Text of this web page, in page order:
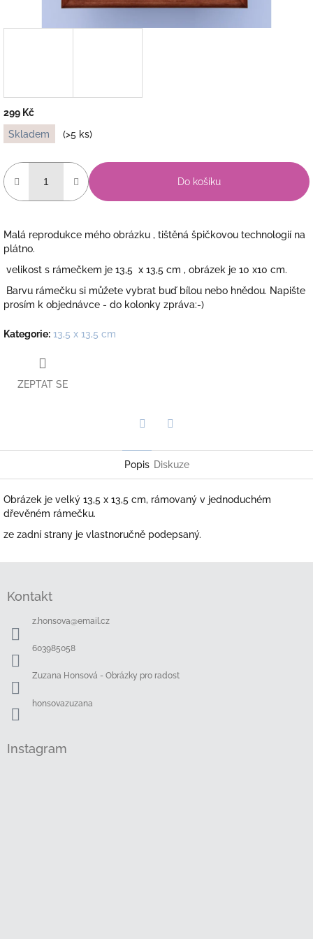
299 Kč
Měrná
cena:
Skladem (>5 ks)
Do košíku
Malá reprodukce mého obrázku , tištěná špičkovou technologií na
plátno.
velikost s rámečkem je 13,5 x 13,5 cm , obrázek je 10 x10 cm.
Barvu rámečku si můžete vybrat buď bílou nebo hnědou. Napište
prosím k objednávce - do kolonky zpráva:-)
Kategorie: 13,5 x 13,5 cm
ZEPTAT SE
Popis Diskuze
Obrázek je velký 13,5 x 13,5 cm, rámovaný v jednoduchém
dřevěném rámečku.
ze zadní strany je vlastnoručně podepsaný.
Kontakt
z.honsova@email.cz
603985058
Zuzana Honsová - Obrázky pro radost
honsovazuzana
Instagram